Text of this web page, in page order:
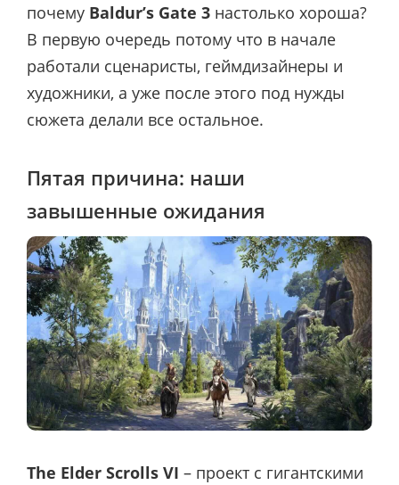
почему Baldur’s Gate 3 настолько хороша?
В первую очередь потому что в начале
работали сценаристы, геймдизайнеры и
художники, а уже после этого под нужды
сюжета делали все остальное.
Пятая причина: наши
завышенные ожидания
The Elder Scrolls VI – проект с гигантскими